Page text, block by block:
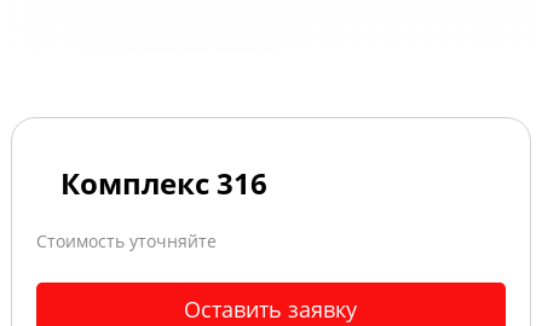
Комплекс 316
Стоимость уточняйте
Оставить заявку